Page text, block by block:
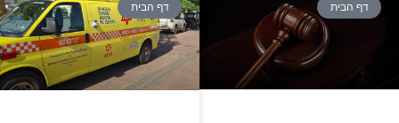
דף הבית דף הבית